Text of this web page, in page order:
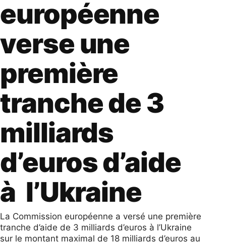
européenne
verse une
première
tranche de 3
milliards
d’euros d’aide
à l’Ukraine
La Commission européenne a versé une première
tranche d’aide de 3 milliards d’euros à l’Ukraine
sur le montant maximal de 18 milliards d’euros au